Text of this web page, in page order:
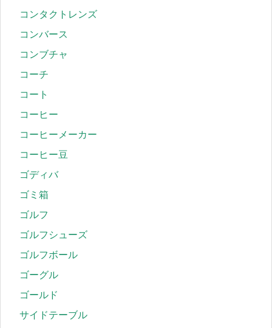
コンタクトレンズ
コンバース
コンブチャ
コーチ
コート
コーヒー
コーヒーメーカー
コーヒー豆
ゴディバ
ゴミ箱
ゴルフ
ゴルフシューズ
ゴルフボール
ゴーグル
ゴールド
サイドテーブル